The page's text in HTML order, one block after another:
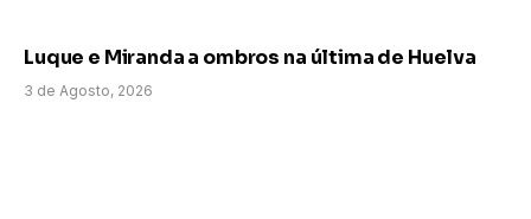
Luque e Miranda a ombros na última de Huelva
3 de Agosto, 2026